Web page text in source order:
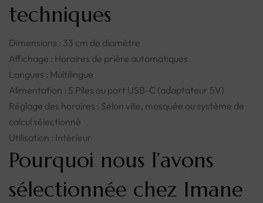
techniques
Dimensions : 33 cm de diamètre
Affichage : Horaires de prière automatiques
Langues : Multilingue
Alimentation : 5 Piles ou port USB-C (adaptateur 5V)
Réglage des horaires : Selon ville, mosquée ou système de
calcul sélectionné
Utilisation : Intérieur
Pourquoi nous l’avons
sélectionnée chez Imane